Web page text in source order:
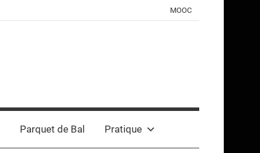
MOOC
Parquet de Bal Pratique